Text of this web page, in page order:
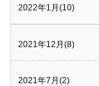
2022年1月(10)
2021年12月(8)
2021年7月(2)